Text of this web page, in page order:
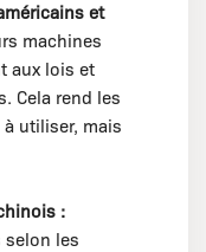
et
machines
aux lois et
Cela rend les
utiliser, mais
:
les